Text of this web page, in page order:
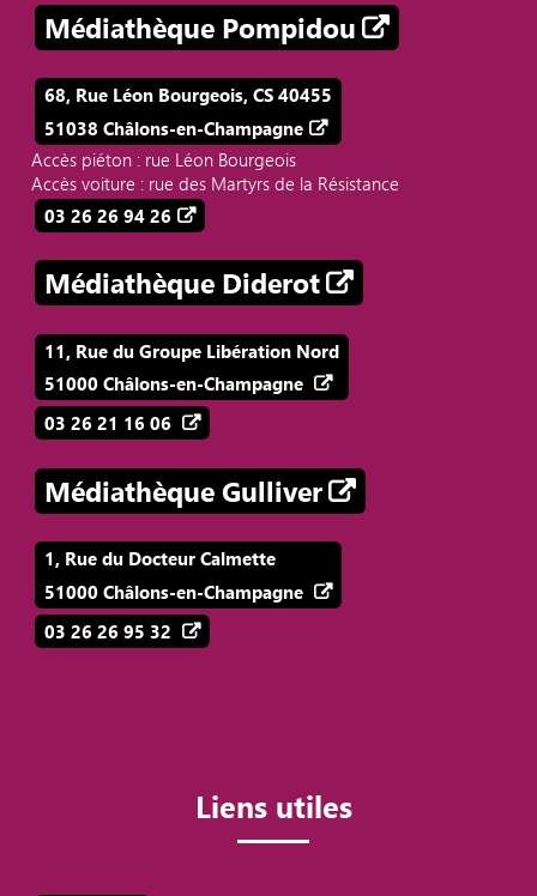
Médiathèque Pompidou
68, Rue Léon Bourgeois, CS 40455
51038 Châlons-en-Champagne
Accès piéton : rue Léon Bourgeois
Accès voiture : rue des Martyrs de la Résistance
03 26 26 94 26
Médiathèque Diderot
11, Rue du Groupe Libération Nord
51000 Châlons-en-Champagne
03 26 21 16 06
Médiathèque Gulliver
1, Rue du Docteur Calmette
51000 Châlons-en-Champagne
03 26 26 95 32
Liens utiles